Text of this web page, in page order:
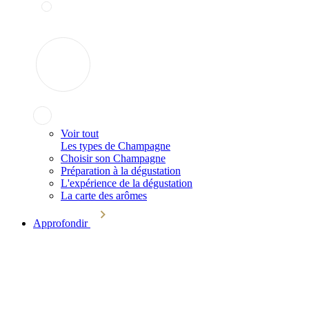
Voir tout
Les types de Champagne
Choisir son Champagne
Préparation à la dégustation
L'expérience de la dégustation
La carte des arômes
Approfondir